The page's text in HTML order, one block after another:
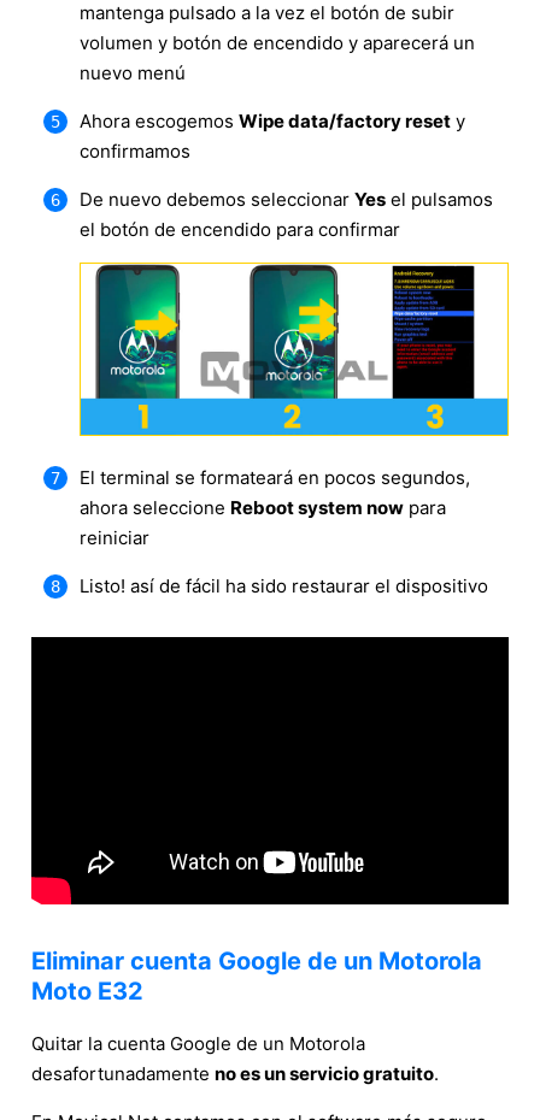
mantenga pulsado a la vez el botón de subir
volumen y botón de encendido y aparecerá un
nuevo menú
Ahora escogemos Wipe data/factory reset y
confirmamos
De nuevo debemos seleccionar Yes el pulsamos
el botón de encendido para confirmar
El terminal se formateará en pocos segundos,
ahora seleccione Reboot system now para
reiniciar
Listo! así de fácil ha sido restaurar el dispositivo
Eliminar cuenta Google de un Motorola
Moto E32
Quitar la cuenta Google de un Motorola
desafortunadamente no es un servicio gratuito.